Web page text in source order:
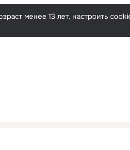
менее 13 лет, настроить